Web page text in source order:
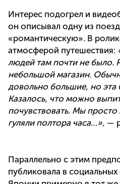
Интерес подогрел и
он описывал одну из
«романтическую». В
атмосферой путешествия:
людей там почти не было.
небольшой магазин.
довольно большие, но эта
Казалось, что можно
почувствовать. Мы
гуляли полтора часа…», —
Параллельно с этим
публиковала в